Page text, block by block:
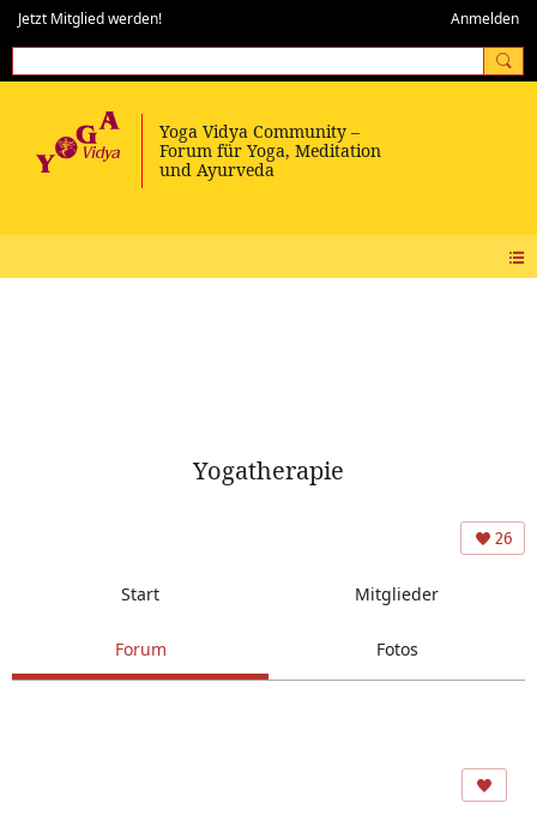
Jetzt Mitglied werden! Anmelden
Yogatherapie
26
Start Mitglieder
Forum Fotos